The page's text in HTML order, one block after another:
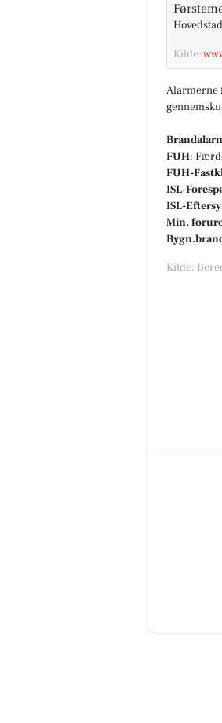
Kilde:
Alarmerne
FUH:
FUH-
ISL-
ISL-
Min.
Kilde: